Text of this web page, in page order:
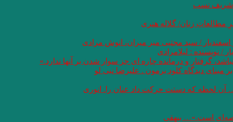
شریف نسب
زنان/ گلاله هنری
/ سید مجتبی میر میران، انوش مرادی
/ نویسنده : لیلامرادی
گرفتار و درمانده چاره ای جز سوار شدن بر آنها ندارد.»
مبنای دیدگاه کلود برمون . علیرضا نبی لو
آن لحظه که دستت حرکت داد عنان را. انوری
است.»… بیهقی